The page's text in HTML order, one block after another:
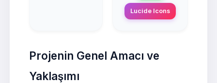
Lucide Icons
Projenin Genel Amacı ve
Yaklaşımı